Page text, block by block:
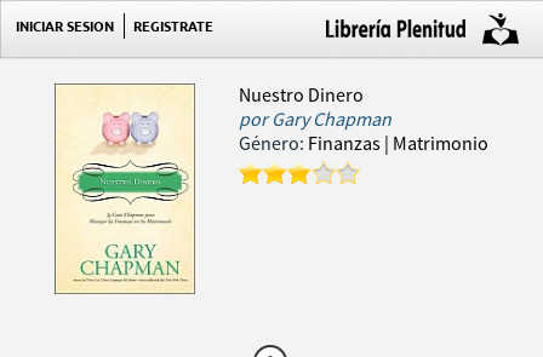
INICIAR SESION REGISTRATE
Nuestro Dinero
porGary Chapman
Género: Finanzas | Matrimonio